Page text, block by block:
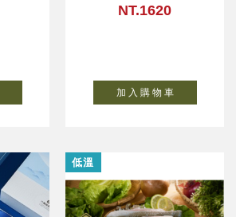
NT.1620
加 入 購 物 車
低溫